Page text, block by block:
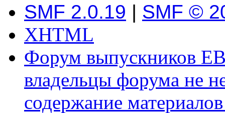
SMF 2.0.19 | SMF ©
XHTML
Форум выпускников
владельцы форума не
содержание